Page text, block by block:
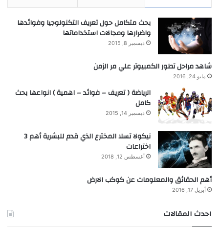
بحث متكامل حول تعريف التكنولوجيا وفوائدها
واضرارها ومجالات استخداماتها
ديسمبر 8, 2015
شاهد مراحل تطور الكمبيوتر علي مر الزمن
مايو 24, 2016
الرياضة ( تعريف – فوائد – اهمية ) انواعها بحث
كامل
ديسمبر 14, 2015
نيكولا تسلا المخترع الذي قدم للبشرية أهم 3
اختراعات
أغسطس 12, 2018
أهم الحقائق والمعلومات عن كوكب الارض
أبريل 17, 2016
احدث المقالات